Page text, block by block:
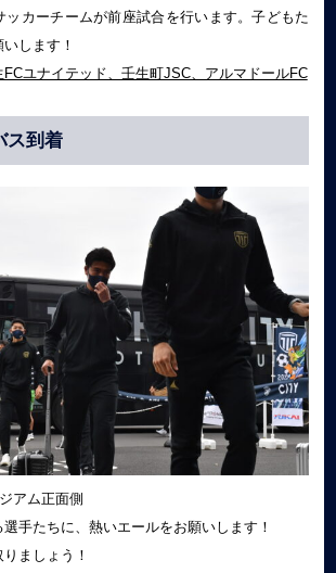
ッカーチームが前座試合を行います。子どもた
します！
FCユナイテッド、壬生町JSC、アルマドールFC
到着
アム正面側
手たちに、熱いエールをお願いします！
ましょう！